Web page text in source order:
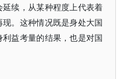
续，从某种程度上代表着
。这种情况既是身处大国
益考量的结果，也是对国